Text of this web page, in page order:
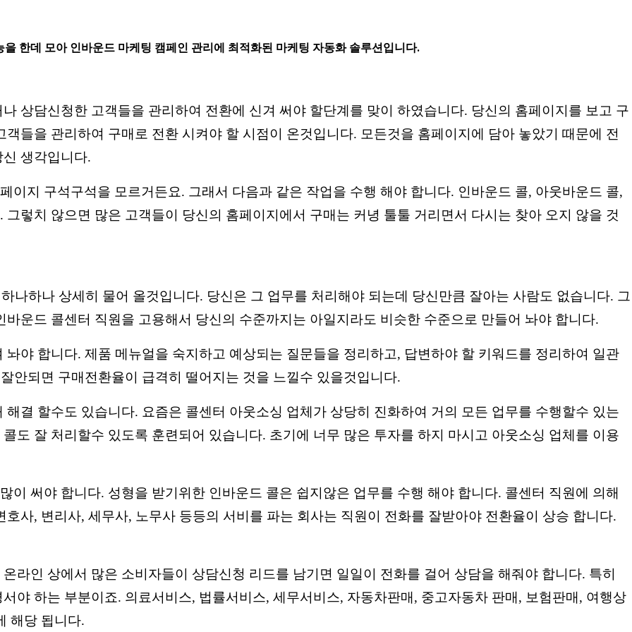
한데 모아 인바운드 마케팅 캠페인 관리에 최적화된 마케팅 자동화 솔루션입니다.
상담신청한 고객들을 관리하여 전환에 신겨 써야 할단계를 맞이 하였습니다. 당신의 홈페이지를 보고 구
들을 관리하여 구매로 전환 시켜야 할 시점이 온것입니다. 모든것을 홈페이지에 담아 놓았기 때문에 전
생각입니다.
이지 구석구석을 모르거든요. 그래서 다음과 같은 작업을 수행 해야 합니다. 인바운드 콜, 아웃바운드 콜,
렇치 않으면 많은 고객들이 당신의 홈페이지에서 구매는 커녕 툴툴 거리면서 다시는 찾아 오지 않을 것
나하나 상세히 물어 올것입니다. 당신은 그 업무를 처리해야 되는데 당신만큼 잘아는 사람도 없습니다. 그
운드 콜센터 직원을 고용해서 당신의 수준까지는 아일지라도 비슷한 수준으로 만들어 놔야 합니다.
야 합니다. 제품 메뉴얼을 숙지하고 예상되는 질문들을 정리하고, 답변하야 할 키워드를 정리하여 일관
안되면 구매전환율이 급격히 떨어지는 것을 느낄수 있을것입니다.
결 할수도 있습니다. 요즘은 콜센터 아웃소싱 업체가 상당히 진화하여 거의 모든 업무를 수행할수 있는
도 잘 처리할수 있도록 훈련되어 있습니다. 초기에 너무 많은 투자를 하지 마시고 아웃소싱 업체를 이용
이 써야 합니다. 성형을 받기위한 인바운드 콜은 쉽지않은 업무를 수행 해야 합니다. 콜센터 직원에 의해
사, 변리사, 세무사, 노무사 등등의 서비를 파는 회사는 직원이 전화를 잘받아야 전환율이 상승 합니다.
라인 상에서 많은 소비자들이 상담신청 리드를 남기면 일일이 전화를 걸어 상담을 해줘야 합니다. 특히
야 하는 부분이죠. 의료서비스, 법률서비스, 세무서비스, 자동차판매, 중고자동차 판매, 보험판매, 여행상
해당 됩니다.